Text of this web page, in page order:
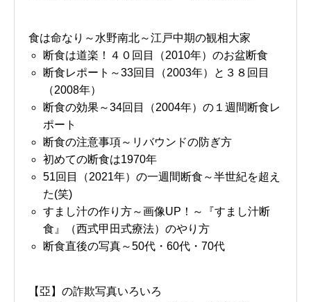
食は命なり～水野南北～江戸中期の観相大家
断食は道楽！４０回目（2010年）のお盆断食
断食レポート～33回目（2003年）と３８回目
（2008年）
断食の効果～34回目（2004年）の１週間断食レ
ポート
断食の注意事項～リバウンドの防ぎ方
初めての断食は1970年
51回目（2021年）の一週間断食～半世紀を超え
た(笑)
すまし汁の作り方～画像UP！～『すまし汁断
食』（西式甲田式療法）のやり方
断食直後の写真～50代・60代・70代
【亞】の詐欺写真いろいろ